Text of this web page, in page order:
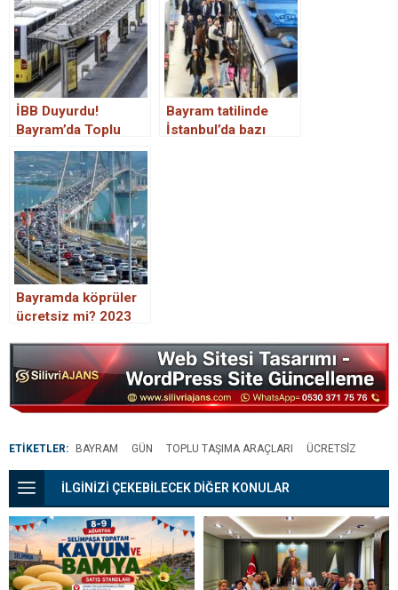
İBB Duyurdu!
Bayram’da Toplu
Taşıma Ücretsiz!
Bayram tatilinde
İstanbul’da bazı
Bayramda köprüler
ücretsiz mi? 2023
köprüler ücretli mi,
ücretsiz mi?
ETİKETLER: BAYRAM GÜN TOPLU TAŞIMA ARAÇLARI ÜCRETSİZ
İLGİNİZİ ÇEKEBİLECEK DİĞER KONULAR